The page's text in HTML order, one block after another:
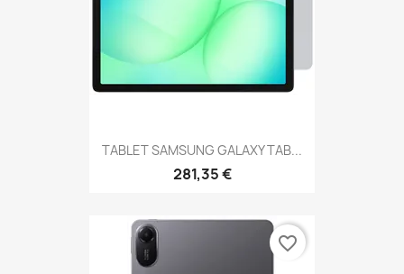
TABLET SAMSUNG GALAXY TAB...
281,35 €
favorite_border